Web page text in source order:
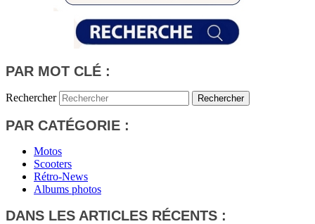
PAR MOT CLÉ :
Rechercher
PAR CATÉGORIE :
Motos
Scooters
Rétro-News
Albums photos
DANS LES ARTICLES RÉCENTS :